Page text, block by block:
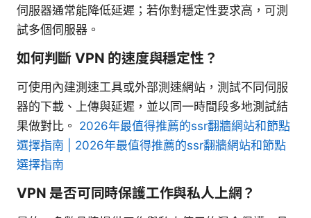
伺服器通常能降低延遲；若你對穩定性要求高，可測
試多個伺服器。
如何判斷 VPN 的速度與穩定性？
可使用內建測速工具或外部測速網站，測試不同伺服
器的下載、上傳與延遲，並以同一時間段多地測試結
果做對比。 2026年最值得推薦的ssr翻牆網站和節點
選擇指南 | 2026年最值得推薦的ssr翻牆網站和節點
選擇指南
VPN 是否可同時保護工作與私人上網？